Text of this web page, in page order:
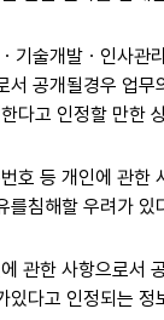
기술개발ㆍ인사관
서 공개될경우 업무
다고 인정할 만한
호 등 개인에 관한
를침해할 우려가 있
관한 사항으로서
있다고 인정되는 정